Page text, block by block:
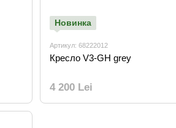
Новинка
Артикул: 68222012
Кресло V3-GH grey
4 200 Lei